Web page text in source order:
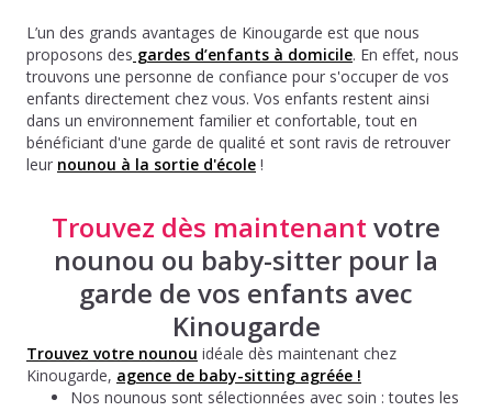
L’un des grands avantages de Kinougarde est que nous
proposons des gardes d’enfants à domicile. En effet, nous
trouvons une personne de confiance pour s'occuper de vos
enfants directement chez vous. Vos enfants restent ainsi
dans un environnement familier et confortable, tout en
bénéficiant d'une garde de qualité et sont ravis de retrouver
leur nounou à la sortie d'école !
Trouvez dès maintenant votre
nounou ou baby-sitter pour la
garde de vos enfants avec
Kinougarde
Trouvez votre nounou idéale dès maintenant chez
Kinougarde, agence de baby-sitting agréée !
Nos nounous sont sélectionnées avec soin : toutes les